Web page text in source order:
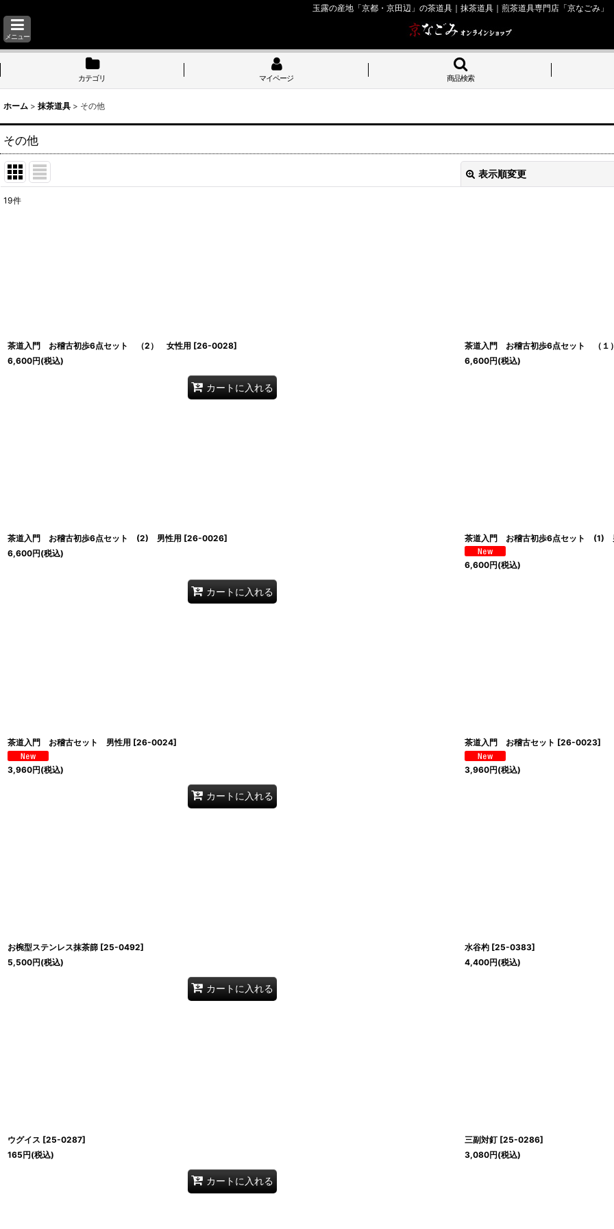
玉露の産地「京都・京田辺」の茶道具｜抹茶道具｜煎茶道具専門店「京なごみ」
メニュー
カテゴリ マイページ 商品検索
ホーム > 抹茶道具 > その他
その他
表示順変更
19件
茶道入門 お稽古初歩6点セット （2） 女性用 [26-0028]
6,600円(税込)
カートに入れる
茶道入門 お稽古初歩6点セット （１
6,600円(税込)
茶道入門 お稽古初歩6点セット (2) 男性用 [26-0026]
6,600円(税込)
カートに入れる
茶道入門 お稽古初歩6点セット (1)
6,600円(税込)
茶道入門 お稽古セット 男性用 [26-0024]
3,960円(税込)
カートに入れる
茶道入門 お稽古セット [26-0023]
3,960円(税込)
お椀型ステンレス抹茶篩 [25-0492]
5,500円(税込)
カートに入れる
水谷杓 [25-0383]
4,400円(税込)
ウグイス [25-0287]
165円(税込)
カートに入れる
三副対釘 [25-0286]
3,080円(税込)